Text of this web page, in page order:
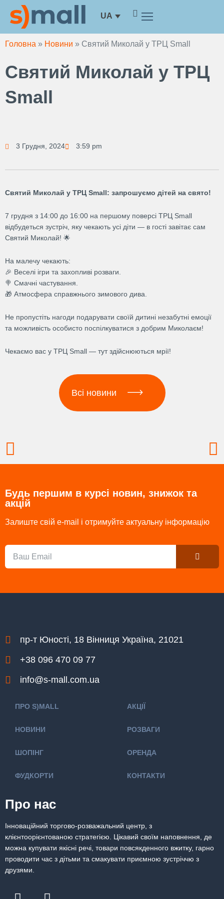
Перейти
вмісту
UA
Головна » Новини » Святий Миколай у ТРЦ Small
Святий Миколай у ТРЦ
Small
3 Грудня, 2024 3:59 pm
Святий Миколай у ТРЦ Small: запрошуємо дітей на свято!
7 грудня з 14:00 до 16:00 на першому поверсі ТРЦ Small
відбудеться зустріч, яку чекають усі діти — в гості завітає сам
Святий Миколай! 🌟
На малечу чекають:
🎉 Веселі ігри та захопливі розваги.
🍭 Смачні частування.
🎁 Атмосфера справжнього зимового дива.
Не пропустіть нагоди подарувати своїй дитині незабутні емоції
та можливість особисто поспілкуватися з добрим Миколаєм!
Чекаємо вас у ТРЦ Small — тут здійснюються мрії!
Всі новини
Prev
Будь першим в курсі новин, знижок та
акцій
Залиште свій e-mail і отримуйте актуальну інформацію
Email Submit
пр-т Юності, 18 Вінниця Україна, 21021
+38 096 470 09 77
info@s-mall.com.ua
ПРО S)MALL
НОВИНИ
ШОПІНГ
ФУДКОРТИ
АКЦІЇ
РОЗВАГИ
ОРЕНДА
КОНТАКТИ
Про нас
Інноваційний торгово-розважальний центр, з
клієнтоорієнтованою стратегією. Цікавий своїм наповнення, де
можна купувати якісні речі, товари повсякденного вжитку, гарно
проводити час з дітьми та смакувати приємною зустріччю з
друзями.
F
I